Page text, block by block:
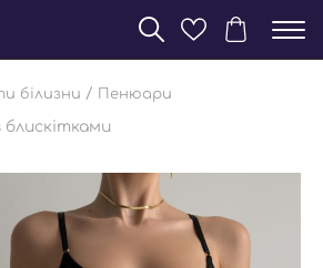
білизни / Пенюари